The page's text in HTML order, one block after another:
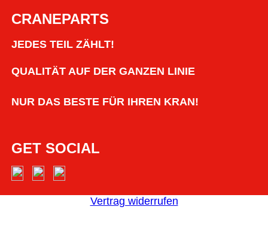
CRANEPARTS
JEDES TEIL ZÄHLT!
QUALITÄT AUF DER GANZEN LINIE
NUR DAS BESTE FÜR IHREN KRAN!
GET SOCIAL
Vertrag widerrufen